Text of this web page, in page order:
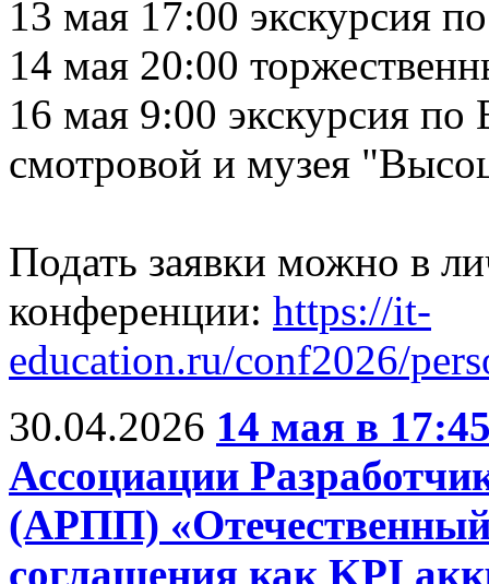
13 мая 17:00 экскурсия
14 мая 20:00
16 мая 9:00 экскурсия
смотровой и музея
Подать заявки можно в
конференции: https://it-
education.ru/conf2026/
30.04.2026 14 мая в
Ассоциации
(АРПП)
соглашения как KPI